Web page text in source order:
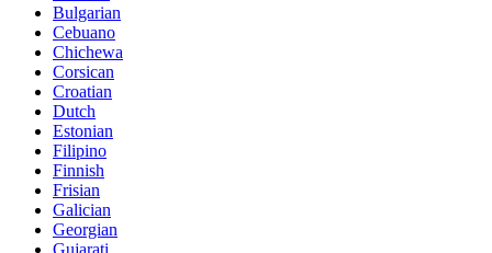
Bulgarian
Cebuano
Chichewa
Corsican
Croatian
Dutch
Estonian
Filipino
Finnish
Frisian
Galician
Georgian